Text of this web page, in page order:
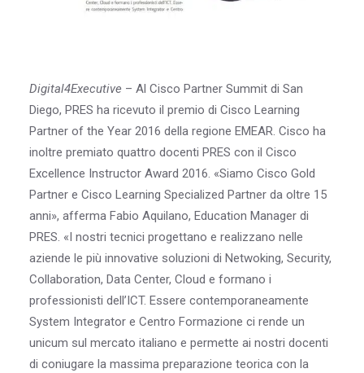
Digital4Executive – Al Cisco Partner Summit di San
Diego, PRES ha ricevuto il premio di Cisco Learning
Partner of the Year 2016 della regione EMEAR. Cisco ha
inoltre premiato quattro docenti PRES con il Cisco
Excellence Instructor Award 2016. «Siamo Cisco Gold
Partner e Cisco Learning Specialized Partner da oltre 15
anni», afferma Fabio Aquilano, Education Manager di
PRES. «I nostri tecnici progettano e realizzano nelle
aziende le più innovative soluzioni di Netwoking, Security,
Collaboration, Data Center, Cloud e formano i
professionisti dell’ICT. Essere contemporaneamente
System Integrator e Centro Formazione ci rende un
unicum sul mercato italiano e permette ai nostri docenti
di coniugare la massima preparazione teorica con la